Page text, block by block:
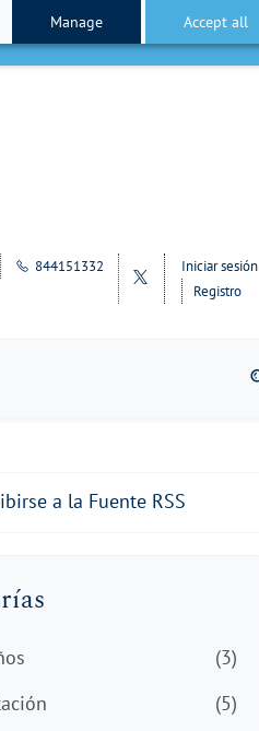
Manage Accept all
844151332
Iniciar sesión
Registro
a la Fuente RSS
(3)
(5)